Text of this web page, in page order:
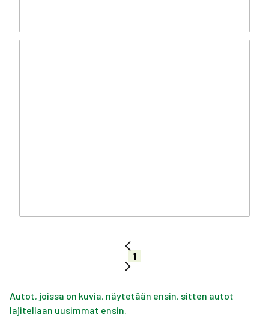
1
Autot, joissa on kuvia, näytetään ensin, sitten autot
lajitellaan uusimmat ensin.